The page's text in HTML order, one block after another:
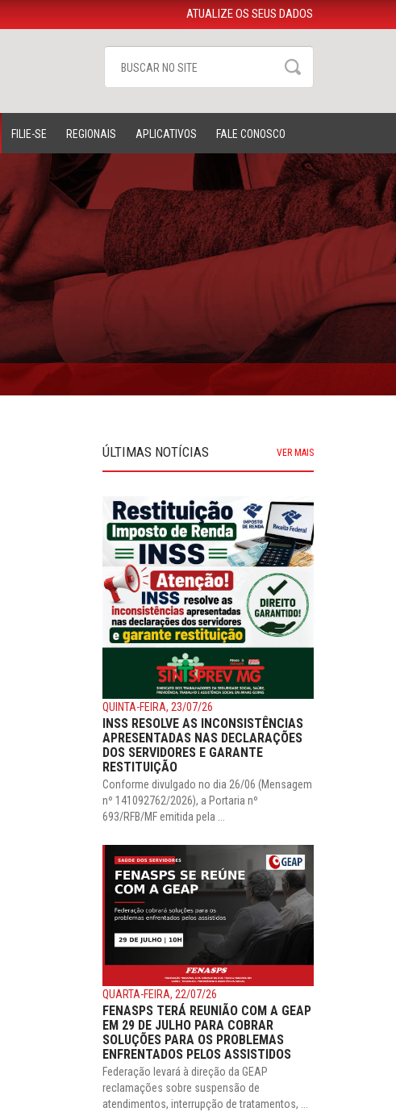
ATUALIZE OS SEUS DADOS
FILIE-SE REGIONAIS APLICATIVOS FALE CONOSCO
ÚLTIMAS NOTÍCIAS VER MAIS
QUINTA-FEIRA, 23/07/26
INSS RESOLVE AS INCONSISTÊNCIAS
APRESENTADAS NAS DECLARAÇÕES
DOS SERVIDORES E GARANTE
RESTITUIÇÃO
Conforme divulgado no dia 26/06 (Mensagem
nº 141092762/2026), a Portaria nº
693/RFB/MF emitida pela ...
QUARTA-FEIRA, 22/07/26
FENASPS TERÁ REUNIÃO COM A GEAP
EM 29 DE JULHO PARA COBRAR
SOLUÇÕES PARA OS PROBLEMAS
ENFRENTADOS PELOS ASSISTIDOS
Federação levará à direção da GEAP
reclamações sobre suspensão de
atendimentos, interrupção de tratamentos, ...